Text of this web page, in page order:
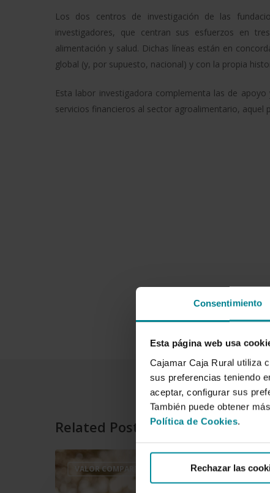
Consentimiento
Esta página web usa
Cajamar Caja Rural utiliza
sus preferencias teniendo
aceptar, configurar sus
También puede obtener
Política de Cookies.
Rechazar las
Los dos centros de investigación de las
investigadores, que centran sus esfuerzos en
alimentación y salud. Dichas líneas están en
global (y, por supuesto, nacional) y con la propia
Esta labor investigadora complementa las de
servicios financieros al sector agroalimentario, aquel
Related Posts
VALOR COMPARTIDO Y SISTEMA ÉTICO DE GESTIÓN
Fondo